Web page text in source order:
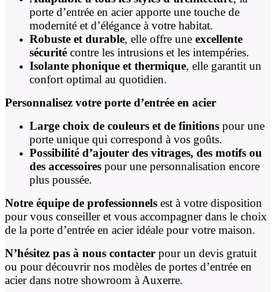
porte d’entrée en acier apporte une touche de
modernité et d’élégance à votre habitat.
Robuste et durable, elle offre une excellente
sécurité contre les intrusions et les intempéries.
Isolante phonique et thermique, elle garantit un
confort optimal au quotidien.
Personnalisez votre porte d’entrée en acier
Large choix de couleurs et de finitions pour une
porte unique qui correspond à vos goûts.
Possibilité d’ajouter des vitrages, des motifs ou
des accessoires pour une personnalisation encore
plus poussée.
Notre équipe de professionnels est à votre disposition
pour vous conseiller et vous accompagner dans le choix
de la porte d’entrée en acier idéale pour votre maison.
N’hésitez pas à nous contacter pour un devis gratuit
ou pour découvrir nos modèles de portes d’entrée en
acier dans notre showroom à Auxerre.